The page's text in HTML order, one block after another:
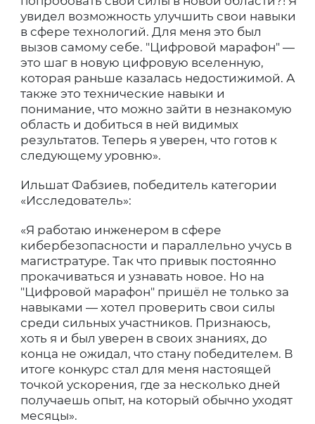
увидел возможность улучшить свои навыки
в сфере технологий. Для меня это был
вызов самому себе. ″Цифровой марафон″ —
это шаг в новую цифровую вселенную,
которая раньше казалась недостижимой. А
также это технические навыки и
понимание, что можно зайти в незнакомую
область и добиться в ней видимых
результатов. Теперь я уверен, что готов к
следующему уровню».
Ильшат Фабзиев, победитель категории
«Исследователь»:
«Я работаю инженером в сфере
кибербезопасности и параллельно учусь в
магистратуре. Так что привык постоянно
прокачиваться и узнавать новое. Но на
″Цифровой марафон″ пришёл не только за
навыками — хотел проверить свои силы
среди сильных участников. Признаюсь,
хоть я и был уверен в своих знаниях, до
конца не ожидал, что стану победителем. В
итоге конкурс стал для меня настоящей
точкой ускорения, где за несколько дней
получаешь опыт, на который обычно уходят
месяцы».